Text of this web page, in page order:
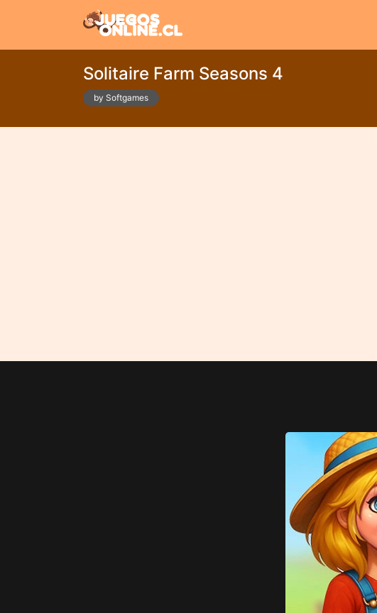
Solitaire Farm Seasons 4
by Softgames